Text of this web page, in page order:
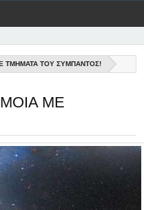
ΤΜΗΜΑΤΑ ΤΟΥ ΣΥΜΠΑΝΤΟΣ!
ΜΕ